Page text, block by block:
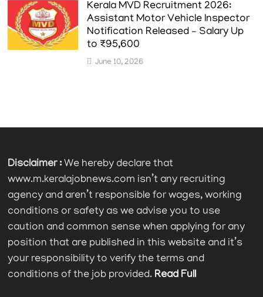
Kerala MVD Recruitment 2026:
Assistant Motor Vehicle Inspector
Notification Released – Salary Up
to ₹95,600
June 10, 2026
Disclaimer :We hereby declare that
www.m.keralajobnews.com isn’t any recruiting
agency and aren’t responsible for wages, working
conditions or safety as we advise you to use
caution and common sense when applying for any
position that are published in this website and it’s
your responsibility to verify the terms and
conditions of the job provided. Read Full